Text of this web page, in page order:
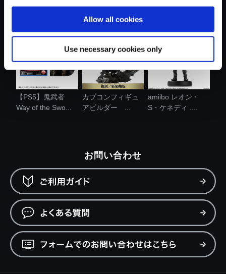
Allow all cookies
Use necessary cookies only
アッシュク....
ー おやすみ....
クイエム メ...
【PS5】鬼武者
Way of the Swo...
カプコンフィギュ
アビルダー ...
amiibo レオン・
S・ケネディ ....
お問い合わせ